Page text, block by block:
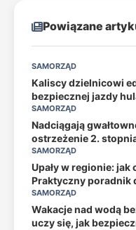
Powiązane
SAMORZĄD
Kaliscy dzielnicowi
bezpiecznej jazdy
SAMORZĄD
Nadciągają
ostrzeżenie 2.
SAMORZĄD
Upały w regionie:
Praktyczny poradnik
SAMORZĄD
Wakacje nad wodą
uczy się, jak